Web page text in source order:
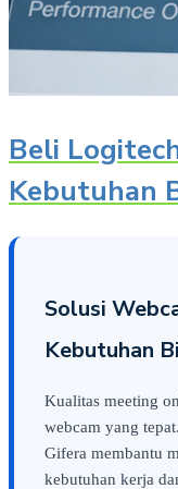
Beli
Kebutuhan
Solusi
Kebutuhan
Kualitas meeting
webcam yang tepat.
Gifera membantu
kebutuhan kerja